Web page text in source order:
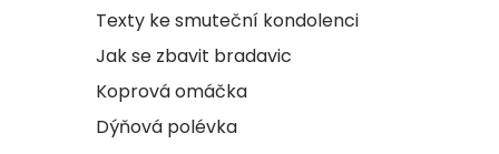
Texty ke smuteční kondolenci
Jak se zbavit bradavic
Koprová omáčka
Dýňová polévka